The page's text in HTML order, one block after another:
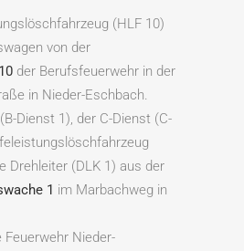
(HLF 10)
von der
der Berufsfeuerwehr in der
in Nieder-Eschbach.
Dienst 1), der C-Dienst (C-
Drehleiter (DLK 1) aus der
1 im Marbachweg in
Feuerwehr Nieder-